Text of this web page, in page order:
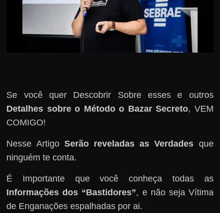
Se você quer Descobrir Sobre esses e outros
Detalhes sobre o Método o Bazar Secreto, VEM
COMIGO!
Nesse Artigo Serão reveladas as Verdades que
ninguém te conta.
É Importante que você conheça todas as
Informações dos “Bastidores”, e não seja Vítima
de Enganações espalhadas por ai.